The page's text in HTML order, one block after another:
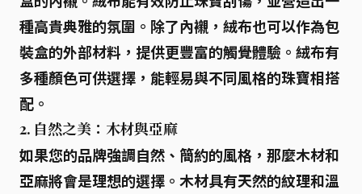
種高貴典雅的氛圍。除了內襯，絨布也可以作為包
裝盒的外部材料，提供更豐富的觸覺體驗。絨布有
多種顏色可供選擇，能輕易與不同風格的珠寶相搭
配。
2. 自然之美：木材與亞麻
如果您的品牌強調自然、簡約的風格，那麼木材和
亞麻將會是理想的選擇。木材具有天然的紋理和溫